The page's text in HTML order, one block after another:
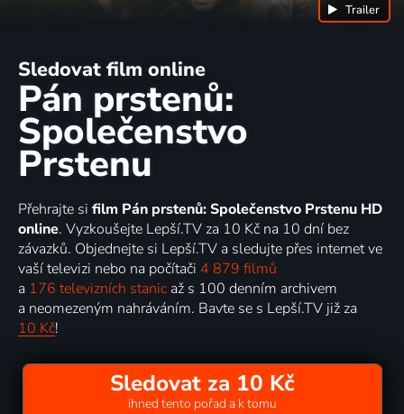
Sledovat film online
Pán prstenů:
Společenstvo
Prstenu
Trailer
Přehrajte si film Pán prstenů: Společenstvo Prstenu HD
online. Vyzkoušejte Lepší.TV za 10 Kč na 10 dní bez
závazků. Objednejte si Lepší.TV a sledujte přes internet ve
vaší televizi nebo na počítači 4 879 filmů
a 176 televizních stanic až s 100 denním archivem
a neomezeným nahráváním. Bavte se s Lepší.TV již za
10 Kč!
Sledovat za 10 Kč
ihned tento pořad a k tomu